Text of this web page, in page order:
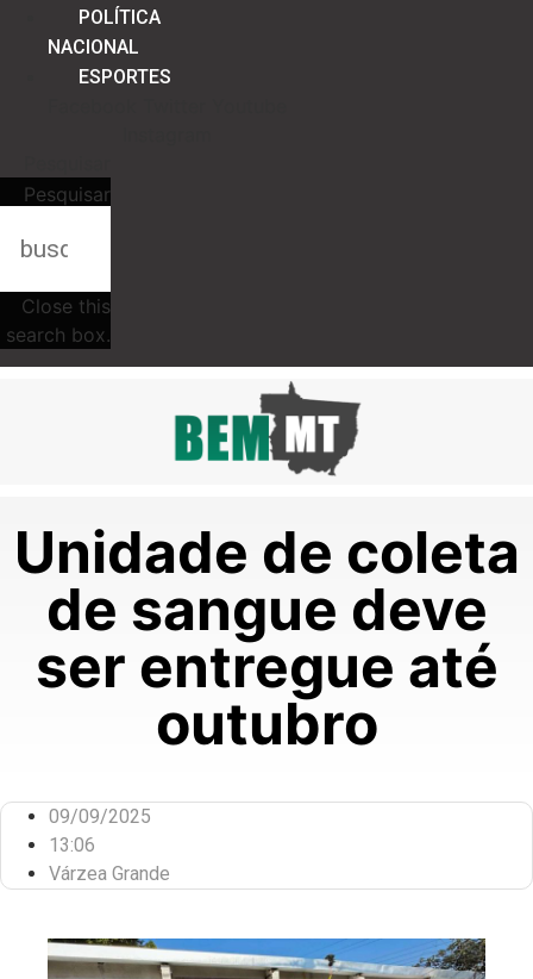
POLÍTICA
NACIONAL
ESPORTES
Pesquisar
Close this
search box.
Unidade de coleta
de sangue deve
ser entregue até
outubro
09/09/2025
13:06
Várzea Grande